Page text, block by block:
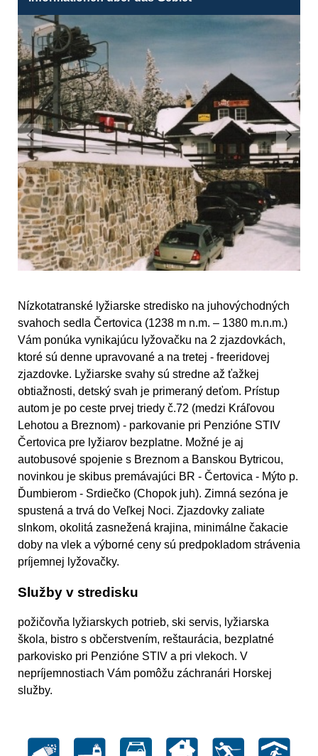
Nízkotatranské lyžiarske stredisko na juhovýchodných
svahoch sedla Čertovica (1238 m n.m. – 1380 m.n.m.)
Vám ponúka vynikajúcu lyžovačku na 2 zjazdovkách,
ktoré sú denne upravované a na tretej - freeridovej
zjazdovke. Lyžiarske svahy sú stredne až ťažkej
obtiažnosti, detský svah je primeraný deťom. Prístup
autom je po ceste prvej triedy č.72 (medzi Kráľovou
Lehotou a Breznom) - parkovanie pri Penzióne STIV
Čertovica pre lyžiarov bezplatne. Možné je aj
autobusové spojenie s Breznom a Banskou Bytricou,
novinkou je skibus premávajúci BR - Čertovica - Mýto p.
Ďumbierom - Srdiečko (Chopok juh). Zimná sezóna je
spustená a trvá do Veľkej Noci. Zjazdovky zaliate
slnkom, okolitá zasnežená krajina, minimálne čakacie
doby na vlek a výborné ceny sú predpokladom strávenia
príjemnej lyžovačky.
Služby v stredisku
požičovňa lyžiarskych potrieb, ski servis, lyžiarska
škola, bistro s občerstvením, reštaurácia, bezplatné
parkovisko pri Penzióne STIV a pri vlekoch. V
nepríjemnostiach Vám pomôžu záchranári Horskej
služby.